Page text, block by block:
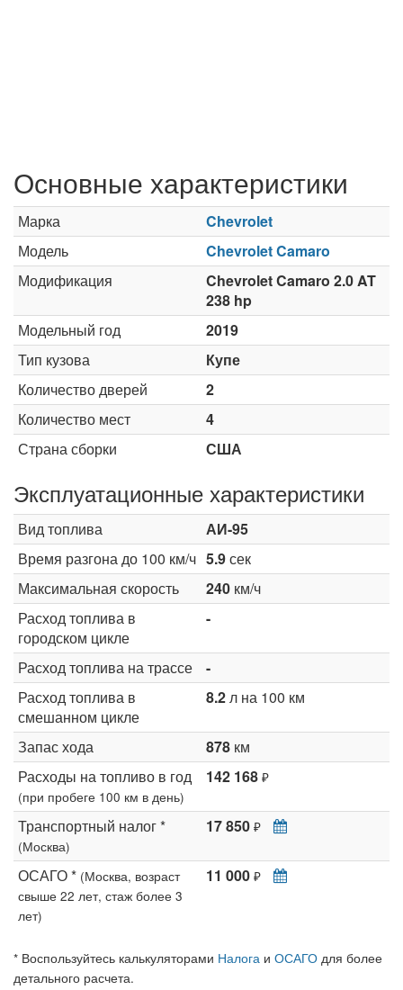
Основные характеристики
Марка
Chevrolet
Модель
Chevrolet Camaro
Модификация
Chevrolet Camaro 2.0 AT
238 hp
Модельный год
2019
Тип кузова
Купе
Количество дверей
2
Количество мест
4
Страна сборки
США
Эксплуатационные характеристики
Вид топлива
АИ-95
Время разгона до 100 км/ч 5.9сек
Максимальная скорость
240 км/ч
Расход топлива в
городском цикле
-
Расход топлива на трассе
-
Расход топлива в
смешанном цикле
8.2л на 100 км
Запас хода 878 км
Расходы на топливо в год
(при пробеге 100 км в день)
142 168 ₽
Транспортный налог *
(Москва)
17 850 ₽
ОСАГО * (Москва, возраст
свыше 22 лет, стаж более 3
лет)
11 000 ₽
* Воспользуйтесь калькуляторами Налога и ОСАГО для более
детального расчета.